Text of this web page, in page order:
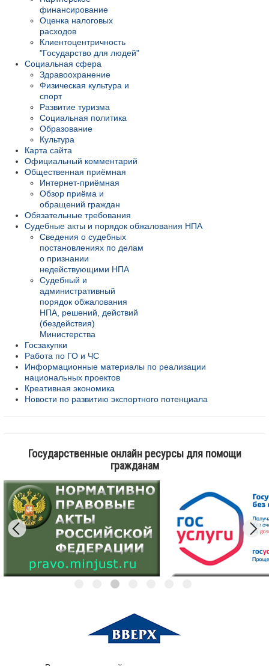
финансирование
Оценка налоговых
расходов
Клиентоцентричность
"Государство для людей"
Социальная сфера
Здравоохранение
Физическая культура и
спорт
Развитие туризма
Социальная политика
Образование
Культура
Карта сайта
Официальный комментарий
Общественная приёмная
Интернет-приёмная
Обзор приёма и
обращений граждан
Обязательные требования
Судебные акты и порядок обжалования НПА
Сведения о судебных
постановлениях по делам
о признании
недействующими НПА
Судебный и
административный
порядок обжалования
НПА, решений, действий
(бездействия)
Министерства
Госзакупки
Работа по ГО и ЧС
Информационные материалы по реализации
национальных проектов
Креативная экономика
Новости по развитию экспортного потенциала
Государственные онлайн ресурсы для помощи
гражданам